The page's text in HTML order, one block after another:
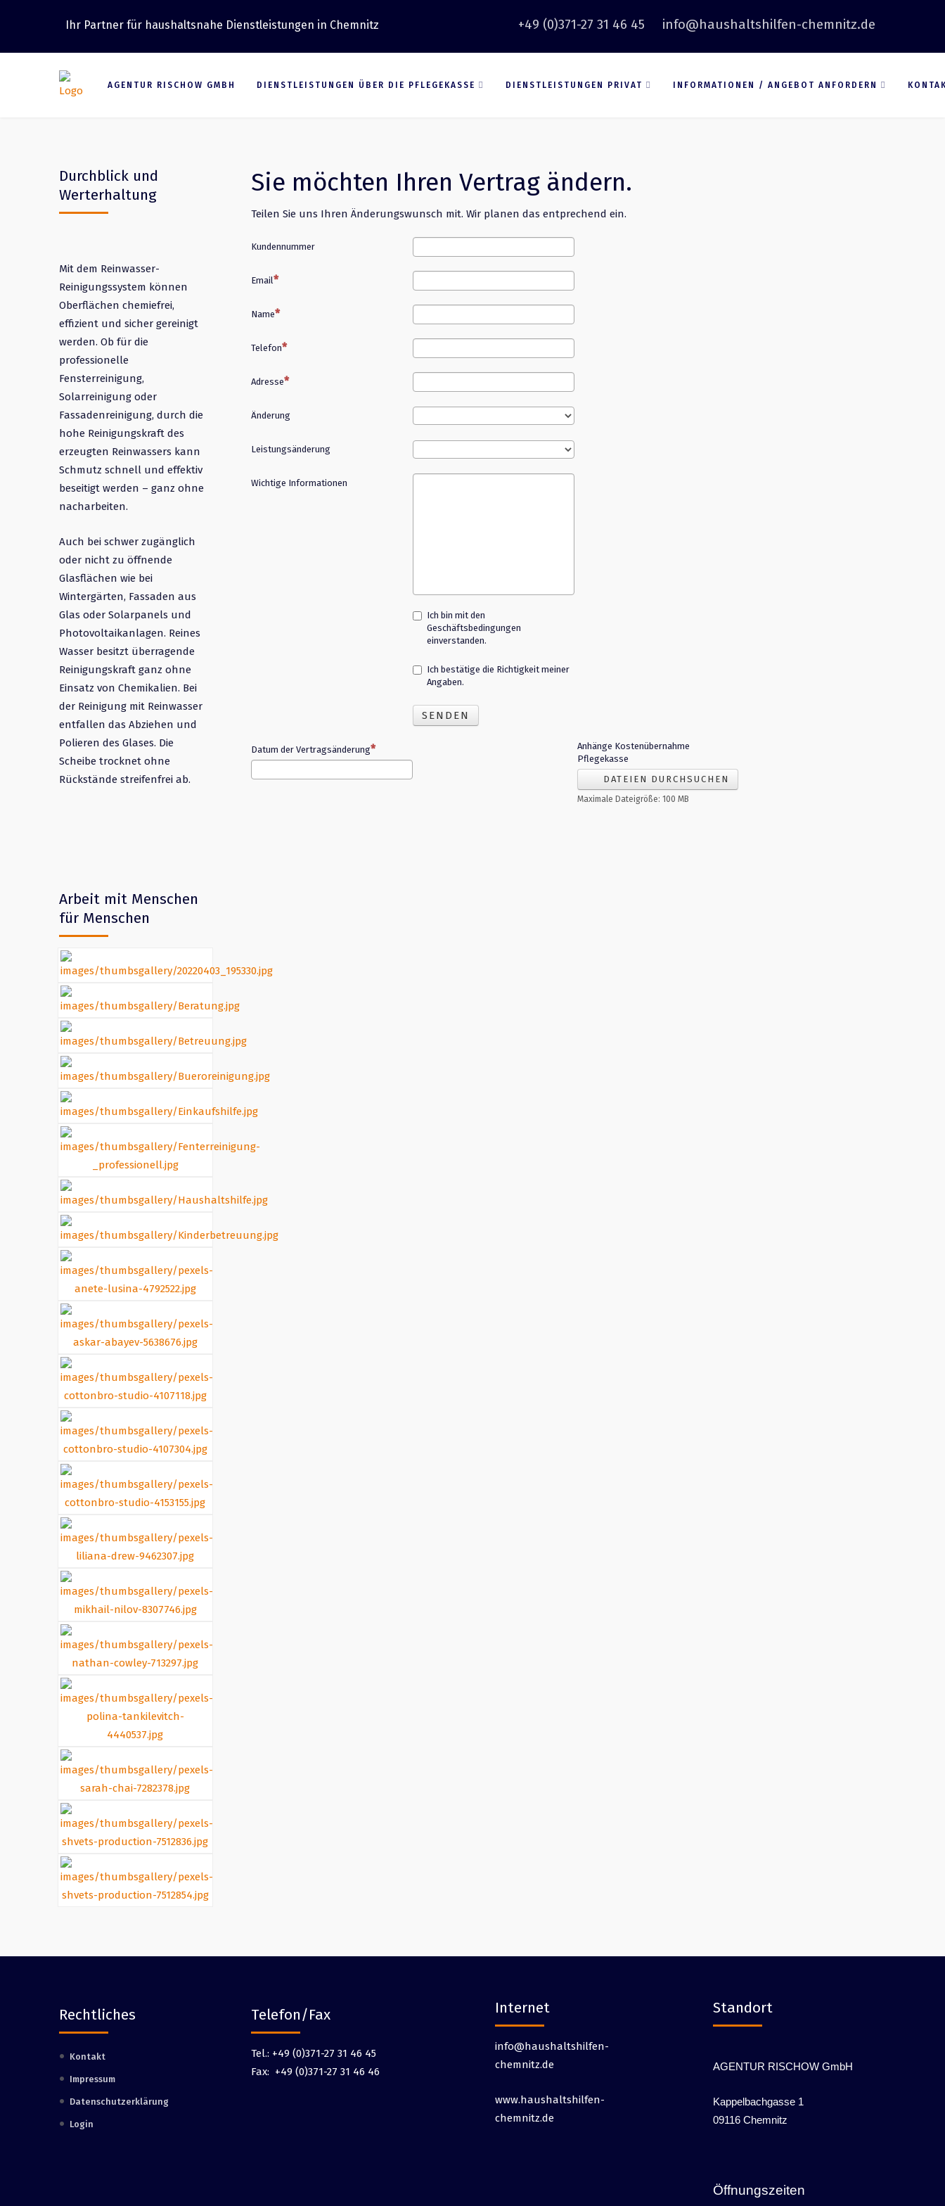
Ihr Partner für haushaltsnahe Dienstleistungen in Chemnitz +49 (0)371-27 31 46 45 info@haushaltshilfen-chemnitz.de
AGENTUR RISCHOW GMBH DIENSTLEISTUNGEN ÜBER DIE PFLEGEKASSE DIENSTLEISTUNGEN PRIVAT INFORMATIONEN / ANGEBOT ANFORDERN
Durchblick und
Werterhaltung
Mit dem Reinwasser-
Reinigungssystem können
Oberflächen chemiefrei,
effizient und sicher gereinigt
werden. Ob für die
professionelle
Fensterreinigung,
Solarreinigung oder
Fassadenreinigung, durch die
hohe Reinigungskraft des
erzeugten Reinwassers kann
Schmutz schnell und effektiv
beseitigt werden – ganz ohne
nacharbeiten.
Auch bei schwer zugänglich
oder nicht zu öffnende
Glasflächen wie bei
Wintergärten, Fassaden aus
Glas oder Solarpanels und
Photovoltaikanlagen. Reines
Wasser besitzt überragende
Reinigungskraft ganz ohne
Einsatz von Chemikalien. Bei
der Reinigung mit Reinwasser
entfallen das Abziehen und
Polieren des Glases. Die
Scheibe trocknet ohne
Rückstände streifenfrei ab.
Arbeit mit Menschen
für Menschen
Sie möchten Ihren Vertrag ändern.
Teilen Sie uns Ihren Änderungswunsch mit. Wir planen das entprechend ein.
Kundennummer
Email
Name
Telefon
Adresse
Änderung
Leistungsänderung
Wichtige Informationen
Ich bin mit den
Geschäftsbedingungen
einverstanden.
Ich bestätige die Richtigkeit meiner
Angaben.
SENDEN
Datum der Vertragsänderung
Anhänge Kostenübernahme
Pflegekasse
DATEIEN DURCHSUCHEN
Maximale Dateigröße: 100 MB
Rechtliches
Kontakt
Impressum
Datenschutzerklärung
Login
Telefon/Fax
Tel.: +49 (0)371-27 31 46 45
Fax: +49 (0)371-27 31 46 46
Internet
info@haushaltshilfen-
chemnitz.de
www.haushaltshilfen-
chemnitz.de
Standort
AGENTUR RISCHOW GmbH
Kappelbachgasse 1
09116 Chemnitz
Öffnungszeiten